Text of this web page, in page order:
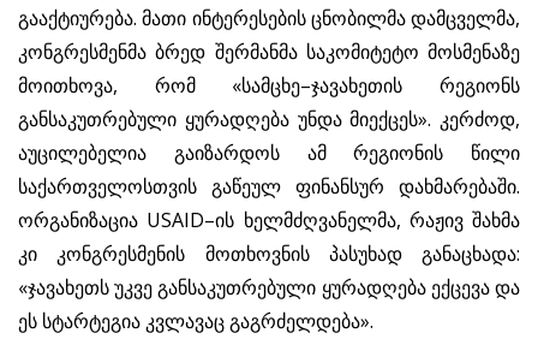
გააქტიურება. მათი ინტერესების ცნობილმა დამცველმა,
კონგრესმენმა ბრედ შერმანმა საკომიტეტო მოსმენაზე
მოითხოვა, რომ «სამცხე–ჯავახეთის რეგიონს
განსაკუთრებული ყურადღება უნდა მიექცეს». კერძოდ,
აუცილებელია გაიზარდოს ამ რეგიონის წილი
საქართველოსთვის გაწეულ ფინანსურ დახმარებაში.
ორგანიზაცია USAID–ის ხელმძღვანელმა, რაჟივ შახმა
კი კონგრესმენის მოთხოვნის პასუხად განაცხადა:
«ჯავახეთს უკვე განსაკუთრებული ყურადღება ექცევა და
ეს სტარტეგია კვლავაც გაგრძელდება».